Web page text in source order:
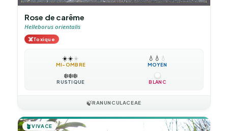
Rose de carême
Helleborus orientalis
☠️Toxique
☀️☀️☀️
MI-OMBRE
💧 💧 💧
MOYEN
❄️❄️❄️
RUSTIQUE BLANC
🍃RANUNCULACEAE
🪴VIVACE